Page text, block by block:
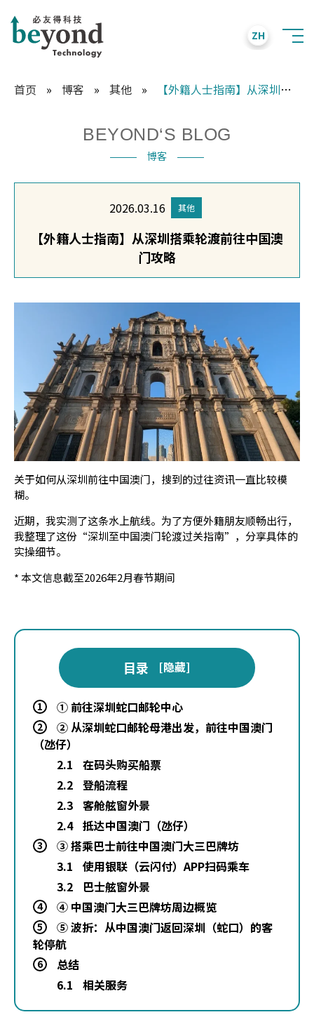
ZH
首页 » 博客 » 其他 » 【外籍人士指南】从深圳搭乘轮渡前往中国澳门攻略
BEYOND‘S BLOG
博客
2026.03.16 其他
【外籍人士指南】从深圳搭乘轮渡前往中国澳
门攻略
关于如何从深圳前往中国澳门，搜到的过往资讯一直比较模
糊。
近期，我实测了这条水上航线。为了方便外籍朋友顺畅出行，
我整理了这份“深圳至中国澳门轮渡过关指南”，分享具体的
实操细节。
* 本文信息截至2026年2月春节期间
目录 [隐藏]
1 ① 前往深圳蛇口邮轮中心
2
② 从深圳蛇口邮轮母港出发，前往中国澳门
（氹仔）
2.1
在码头购买船票
2.2 登船流程
2.3 客舱舷窗外景
2.4 抵达中国澳门（氹仔）
3
③ 搭乘巴士前往中国澳门大三巴牌坊
3.1
使用银联（云闪付）APP扫码乘车
3.2
巴士舷窗外景
4 ④ 中国澳门大三巴牌坊周边概览
5
⑤ 波折：从中国澳门返回深圳（蛇口）的客
轮停航
6
总结
6.1
相关服务